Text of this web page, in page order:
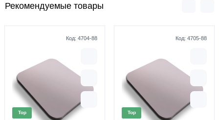
Рекомендуемые товары
Код: 4704-88
Top
Код: 4705-88
Top